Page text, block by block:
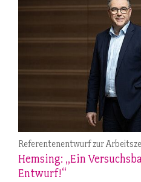
Referentenentwurf zur
Hemsing: „Ein
Entwurf!“